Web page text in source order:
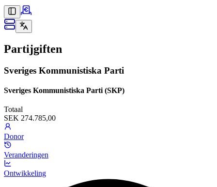
Partijgiften
Sveriges Kommunistiska Parti
Sveriges Kommunistiska Parti (SKP)
Totaal
SEK 274.785,00
Donor
Veranderingen
Ontwikkeling